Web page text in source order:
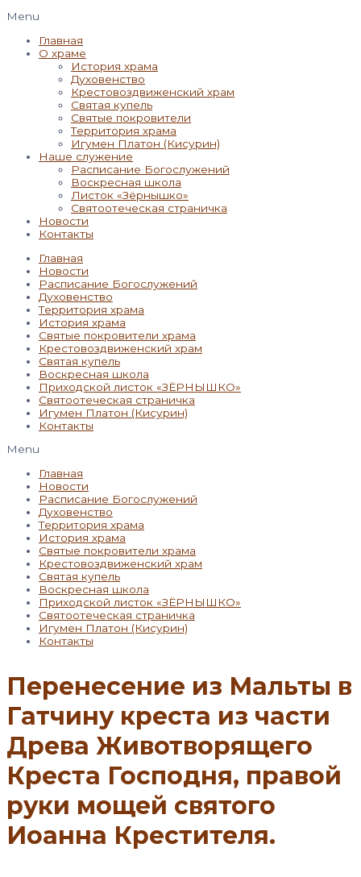
Menu
Главная
О храме
История храма
Духовенство
Крестовоздвиженский храм
Святая купель
Святые покровители
Территория храма
Игумен Платон (Кисурин)
Наше служение
Расписание Богослужений
Воскресная школа
Листок «Зёрнышко»
Святоотеческая страничка
Новости
Контакты
Главная
Новости
Расписание Богослужений
Духовенство
Территория храма
История храма
Святые покровители храма
Крестовоздвиженский храм
Святая купель
Воскресная школа
Приходской листок «ЗЁРНЫШКО»
Святоотеческая страничка
Игумен Платон (Кисурин)
Контакты
Menu
Главная
Новости
Расписание Богослужений
Духовенство
Территория храма
История храма
Святые покровители храма
Крестовоздвиженский храм
Святая купель
Воскресная школа
Приходской листок «ЗЁРНЫШКО»
Святоотеческая страничка
Игумен Платон (Кисурин)
Контакты
Перенесение из Мальты в
Гатчину креста из части
Древа Животворящего
Креста Господня, правой
руки мощей святого
Иоанна Крестителя.